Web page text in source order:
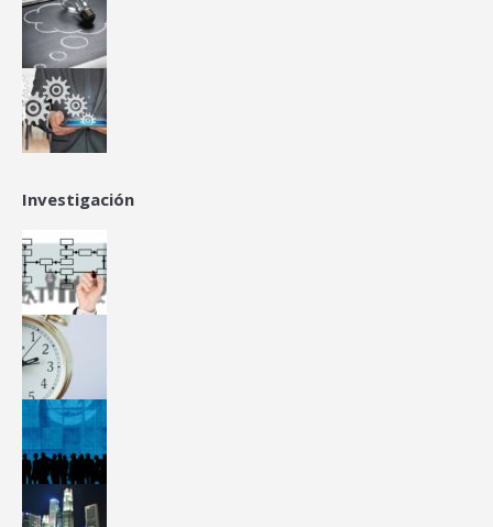
Investigación